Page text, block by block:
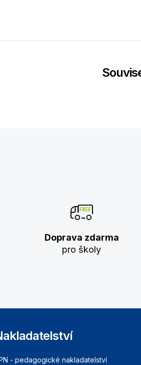
Doprava zdarma
pro školy
- pedagogické nakladatelství